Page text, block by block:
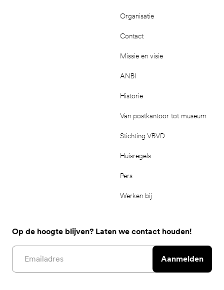
Organisatie
Contact
Missie en visie
ANBI
Historie
Van postkantoor tot museum
Stichting VBVD
Huisregels
Pers
Werken bij
Op de hoogte blijven? Laten we contact houden!
Email address
Aanmelden